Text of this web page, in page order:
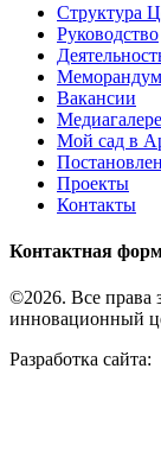
Структура
Руководство
Вакансии
Мой сад в
Проекты
Контакты
Контактная
©2026. Все
инновационный
Разработка сайта: